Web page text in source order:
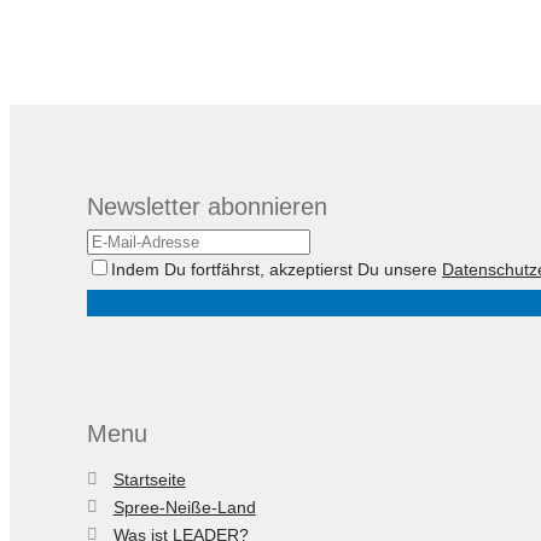
Newsletter abonnieren
Indem Du fortfährst, akzeptierst Du unsere
Menu
Startseite
Spree-Neiße-Land
Was ist LEADER?